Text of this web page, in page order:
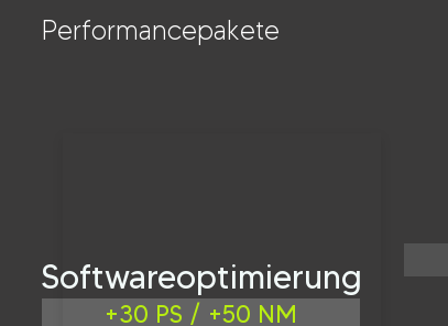
Performancepakete
Softwareoptimierung
+30 PS / +50 NM